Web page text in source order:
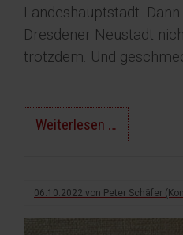
Landeshauptstadt.
Dresdener Neustadt
trotzdem. Und
Weiterlesen … Lecker
Essen
Dresden
06.10.2022 von Peter Schäfer